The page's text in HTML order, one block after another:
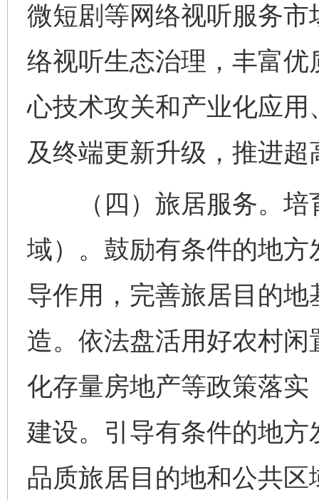
微短剧等网络视听服务
络视听生态治理，丰富
心技术攻关和产业化应
及终端更新升级，推进
（四）旅居服务。培
域）。鼓励有条件的地
导作用，完善旅居目的
造。依法盘活用好农村
化存量房地产等政策落
建设。引导有条件的地
品质旅居目的地和公共